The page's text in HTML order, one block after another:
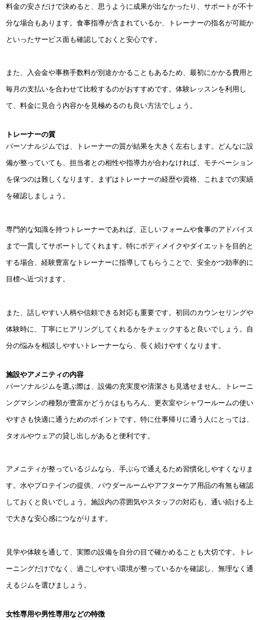
料金の安さだけで決めると、思うように成果が出なかったり、サポートが不十
分な場合もあります。食事指導が含まれているか、トレーナーの指名が可能か
といったサービス面も確認しておくと安心です。
また、入会金や事務手数料が別途かかることもあるため、最初にかかる費用と
毎月の支払いを合わせて比較するのがおすすめです。体験レッスンを利用し
て、料金に見合う内容かを見極めるのも良い方法でしょう。
トレーナーの質
パーソナルジムでは、トレーナーの質が結果を大きく左右します。どんなに設
備が整っていても、担当者との相性や指導力が合わなければ、モチベーション
を保つのは難しくなります。まずはトレーナーの経歴や資格、これまでの実績
を確認しましょう。
専門的な知識を持つトレーナーであれば、正しいフォームや食事のアドバイス
まで一貫してサポートしてくれます。特にボディメイクやダイエットを目的と
する場合、経験豊富なトレーナーに指導してもらうことで、安全かつ効率的に
目標へ近づけます。
また、話しやすい人柄や信頼できる対応も重要です。初回のカウンセリングや
体験時に、丁寧にヒアリングしてくれるかをチェックすると良いでしょう。自
分の悩みを相談しやすいトレーナーなら、長く続けやすくなります。
施設やアメニティの内容
パーソナルジムを選ぶ際は、設備の充実度や清潔さも見逃せません。トレーニ
ングマシンの種類が豊富かどうかはもちろん、更衣室やシャワールームの使い
やすさも快適に通うためのポイントです。特に仕事帰りに通う人にとっては、
タオルやウェアの貸し出しがあると便利です。
アメニティが整っているジムなら、手ぶらで通えるため習慣化しやすくなりま
す。水やプロテインの提供、パウダールームやアフターケア用品の有無も確認
しておくと良いでしょう。施設内の雰囲気やスタッフの対応も、通い続ける上
で大きな安心感につながります。
見学や体験を通して、実際の設備を自分の目で確かめることも大切です。トレ
ーニングだけでなく、過ごしやすい環境が整っているかを確認し、無理なく通
えるジムを選びましょう。
女性専用や男性専用などの特徴